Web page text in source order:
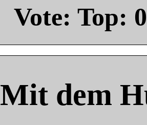
Vote: Top: 0
Mit dem